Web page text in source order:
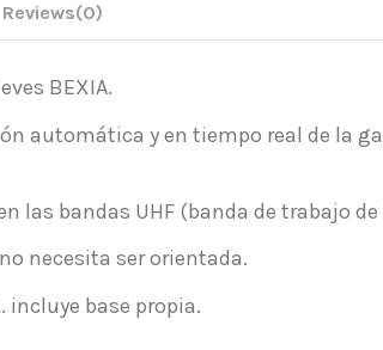
Reviews(0)
BEXIA.
automática y en tiempo real de la
las bandas UHF (banda de trabajo de
necesita ser orientada.
incluye base propia.